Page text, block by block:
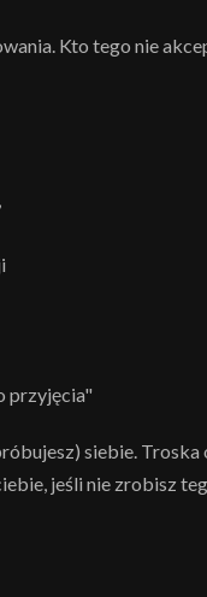
Kto tego nie
przyjęcia"
siebie. Troska
jeśli nie zrobisz